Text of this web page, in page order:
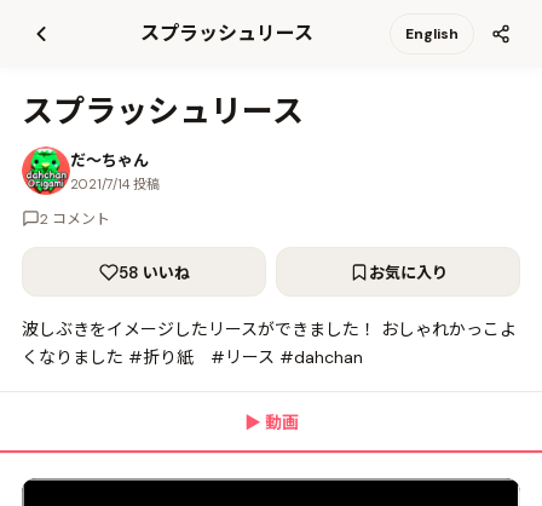
スプラッシュリース English
スプラッシュリース
だ〜ちゃん
2021/7/14 投稿
2 コメント
58 いいね お気に入り
波しぶきをイメージしたリースができました！ おしゃれかっこよ
くなりました #折り紙 #リース #dahchan
▶ 動画